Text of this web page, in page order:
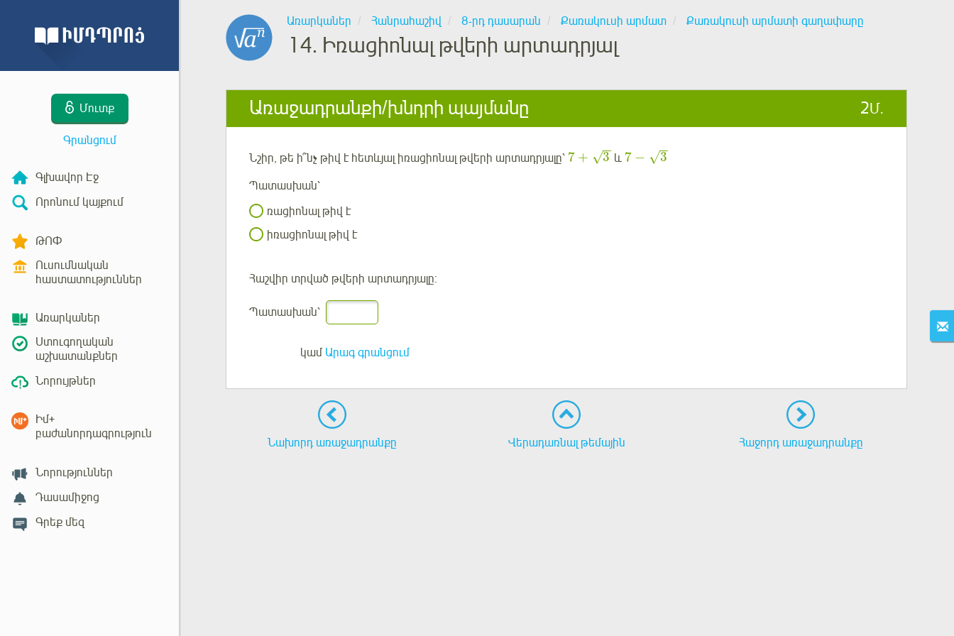
Մուտք
Գրանցում
Գլխավոր Էջ
Որոնում կայքում
ԹՈՓ
Ուսումնական
հաստատություններ
Առարկաներ
Ստուգողական
աշխատանքներ
Նորույթներ
Իմ+
բաժանորդագրություն
Նորություններ
Դասամիջոց
Գրեք մեզ
Առարկաներ Հանրահաշիվ 8-րդ դասարան Քառակուսի արմատ Քառակուսի արմատի գաղափարը
14. Իռացիոնալ թվերի արտադրյալ
Առաջադրանքի/խնդրի պայմանը 2Մ.
Նշիր, թե ի՞նչ թիվ է հետևյալ իռացիոնալ թվերի արտադրյալը՝ 7 + 3
−
−
√ և 7 − 3
−
−
√
Պատասխան՝
ռացիոնալ թիվ է
իռացիոնալ թիվ է
Հաշվիր տրված թվերի արտադրյալը:
Պատասխան՝
կամ Արագ գրանցում
Նախորդ առաջադրանքը Վերադառնալ թեմային Հաջորդ առաջադրանքը